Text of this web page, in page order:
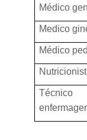
Médico
Medico
Médico